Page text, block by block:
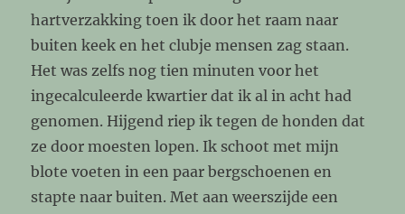
hartverzakking toen ik door het raam naar
buiten keek en het clubje mensen zag staan.
Het was zelfs nog tien minuten voor het
ingecalculeerde kwartier dat ik al in acht had
genomen. Hijgend riep ik tegen de honden dat
ze door moesten lopen. Ik schoot met mijn
blote voeten in een paar bergschoenen en
stapte naar buiten. Met aan weerszijde een